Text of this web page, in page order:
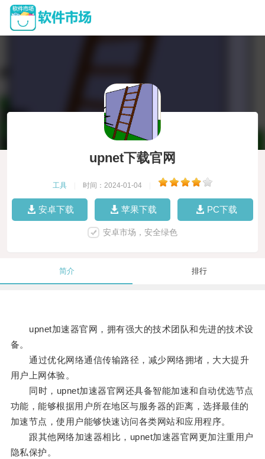
upnet下载官网
工具 时间：2024-01-04
安卓下载 苹果下载 PC下载
安卓市场，安全绿色
简介 排行
upnet加速器官网，拥有强大的技术团队和先进的技术设
备。
通过优化网络通信传输路径，减少网络拥堵，大大提升
用户上网体验。
同时，upnet加速器官网还具备智能加速和自动优选节点
功能，能够根据用户所在地区与服务器的距离，选择最佳的
加速节点，使用户能够快速访问各类网站和应用程序。
跟其他网络加速器相比，upnet加速器官网更加注重用户
隐私保护。